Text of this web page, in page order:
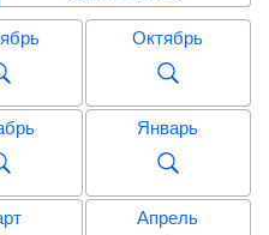
Октябрь
Январь
Апрель